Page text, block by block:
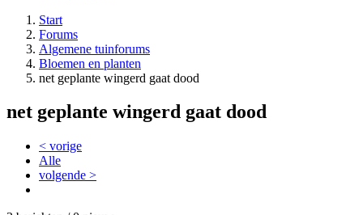
Start
Forums
Algemene tuinforums
Bloemen en planten
net geplante wingerd gaat dood
net geplante wingerd gaat dood
< vorige
Alle
volgende >